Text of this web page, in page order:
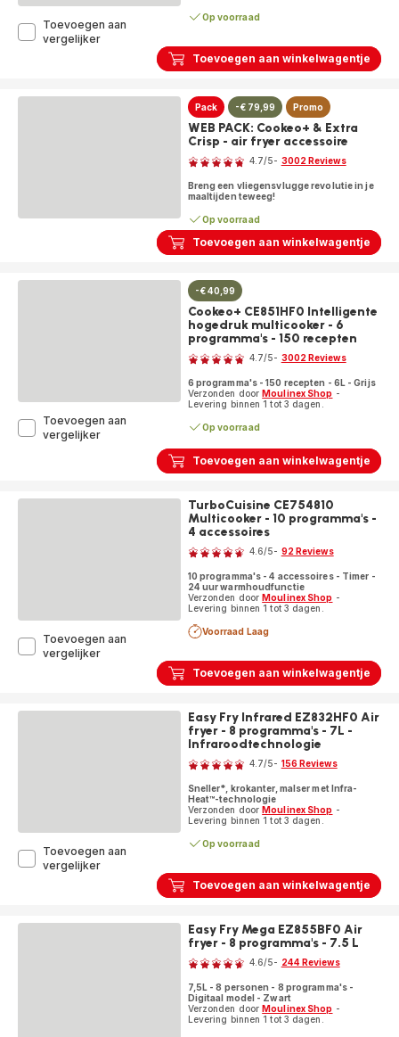
Toevoegen aan winkelwagentje
Op voorraad
Toevoegen aan
vergelijkerCookeo+
Intelligente
multicooker
Toevoegen aan winkelwagentje
Pack -€ 79,99 Promo
WEB PACK: Cookeo+ & Extra
Crisp - air fryer accessoire
Beoordeling
4.7/5- 3002 Reviews
Breng een vliegensvlugge revolutie in je
maaltijden teweeg!
Op voorraad
Toevoegen aan winkelwagentje
-€ 40,99
Cookeo+ CE851HF0 Intelligente
hogedruk multicooker - 6
programma's - 150 recepten
Beoordeling
4.7/5- 3002 Reviews
6 programma's - 150 recepten - 6L - Grijs
Verzonden doorMoulinex Shop -
Levering binnen 1 tot 3 dagen.
Op voorraad
Toevoegen aan
vergelijkerCookeo+
Intelligente
Toevoegen aan winkelwagentje
TurboCuisine CE754810
Multicooker - 10 programma's -
4 accessoires
Beoordeling
4.6/5- 92 Reviews
10 programma's - 4 accessoires - Timer -
24 uur warmhoudfunctie
Verzonden doorMoulinex Shop -
Levering binnen 1 tot 3 dagen.
Voorraad Laag
Toevoegen aan
vergelijkerTurboCuisine
Multicooker
10
Toevoegen aan winkelwagentje
Easy Fry Infrared EZ832HF0 Air
fryer - 8 programma's - 7L -
Infraroodtechnologie
Beoordeling
4.7/5- 156 Reviews
Sneller*, krokanter, malser met Infra-
Heat™-technologie
Verzonden doorMoulinex Shop -
Levering binnen 1 tot 3 dagen.
Op voorraad
Toevoegen aan
vergelijkerEasy
Air
Easy Fry Mega EZ855BF0 Air
fryer - 8 programma's - 7.5 L
Beoordeling
4.6/5- 244 Reviews
7,5L - 8 personen - 8 programma's -
Digitaal model - Zwart
Verzonden doorMoulinex Shop -
Levering binnen 1 tot 3 dagen.